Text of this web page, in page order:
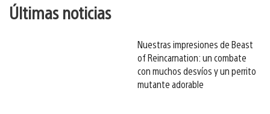
Últimas noticias
Nuestras impresiones de Beast
of Reincarnation: un combate
con muchos desvíos y un perrito
mutante adorable